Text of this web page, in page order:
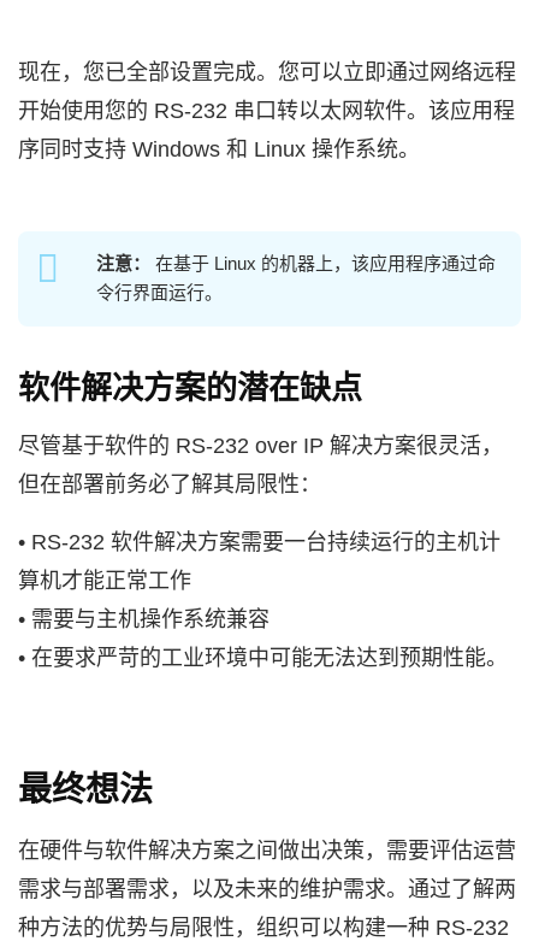
现在，您已全部设置完成。您可以立即通过网络远程
开始使用您的 RS-232 串口转以太网软件。该应用程
序同时支持 Windows 和 Linux 操作系统。
注意：
在基于 Linux 的机器上，该应用程序通过命
令行界面运行。
软件解决方案的潜在缺点
尽管基于软件的 RS-232 over IP 解决方案很灵活，
但在部署前务必了解其局限性：
• RS-232 软件解决方案需要一台持续运行的主机计
算机才能正常工作
• 需要与主机操作系统兼容
• 在要求严苛的工业环境中可能无法达到预期性能。
最终想法
在硬件与软件解决方案之间做出决策，需要评估运营
需求与部署需求，以及未来的维护需求。通过了解两
种方法的优势与局限性，组织可以构建一种 RS-232